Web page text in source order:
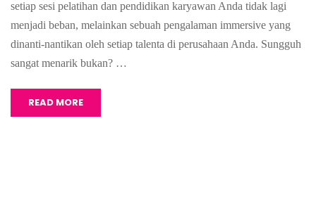
setiap sesi pelatihan dan pendidikan karyawan Anda tidak lagi
menjadi beban, melainkan sebuah pengalaman immersive yang
dinanti-nantikan oleh setiap talenta di perusahaan Anda. Sungguh
sangat menarik bukan? …
READ MORE